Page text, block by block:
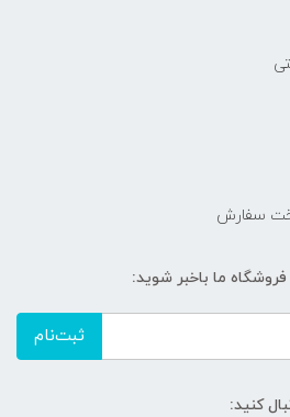
سفارش
ما باخبر شوید:
ثبت‌نام
کنید: